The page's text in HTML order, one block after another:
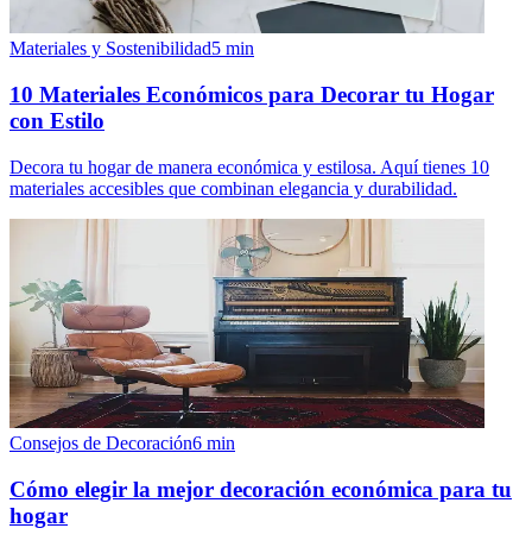
Materiales y Sostenibilidad5 min
10 Materiales Económicos para Decorar tu Hogar
con Estilo
Decora tu hogar de manera económica y estilosa. Aquí tienes 10
materiales accesibles que combinan elegancia y durabilidad.
Consejos de Decoración6 min
Cómo elegir la mejor decoración económica para tu
hogar